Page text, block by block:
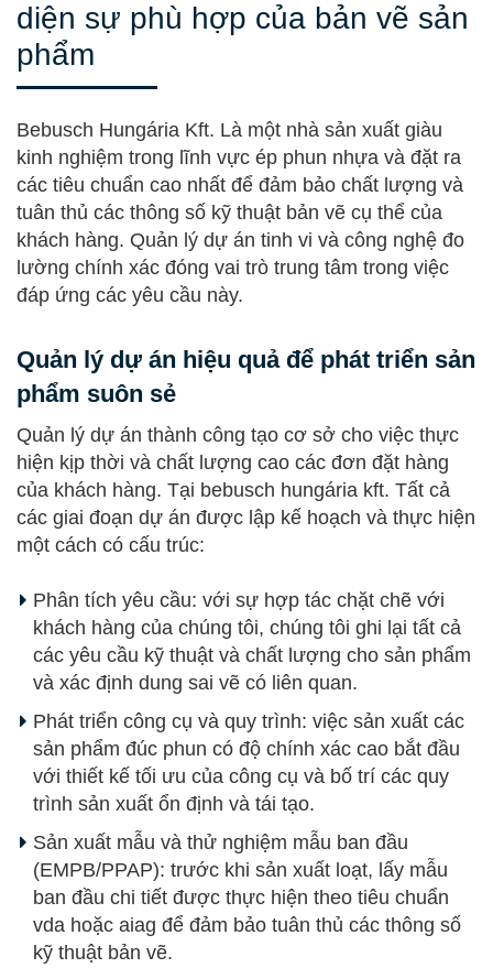
diện sự phù hợp của bản vẽ sản
phẩm
Bebusch Hungária Kft. Là một nhà sản xuất giàu
kinh nghiệm trong lĩnh vực ép phun nhựa và đặt ra
các tiêu chuẩn cao nhất để đảm bảo chất lượng và
tuân thủ các thông số kỹ thuật bản vẽ cụ thể của
khách hàng. Quản lý dự án tinh vi và công nghệ đo
lường chính xác đóng vai trò trung tâm trong việc
đáp ứng các yêu cầu này.
Quản lý dự án hiệu quả để phát triển sản
phẩm suôn sẻ
Quản lý dự án thành công tạo cơ sở cho việc thực
hiện kịp thời và chất lượng cao các đơn đặt hàng
của khách hàng. Tại bebusch hungária kft. Tất cả
các giai đoạn dự án được lập kế hoạch và thực hiện
một cách có cấu trúc:
Phân tích yêu cầu: với sự hợp tác chặt chẽ với
khách hàng của chúng tôi, chúng tôi ghi lại tất cả
các yêu cầu kỹ thuật và chất lượng cho sản phẩm
và xác định dung sai vẽ có liên quan.
Phát triển công cụ và quy trình: việc sản xuất các
sản phẩm đúc phun có độ chính xác cao bắt đầu
với thiết kế tối ưu của công cụ và bố trí các quy
trình sản xuất ổn định và tái tạo.
Sản xuất mẫu và thử nghiệm mẫu ban đầu
(EMPB/PPAP): trước khi sản xuất loạt, lấy mẫu
ban đầu chi tiết được thực hiện theo tiêu chuẩn
vda hoặc aiag để đảm bảo tuân thủ các thông số
kỹ thuật bản vẽ.